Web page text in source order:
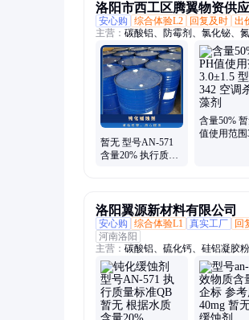
洛阳市西工区腾翼物资供
安心购
综合体验L2 回复及时 出
主营： 碳酸铝、防霉剂、氯化铋、
铝、化学试剂、抗静电剂、乙酸乙
风、次磷酸镁、氯化氢乙醇、氯化
剂、柴油降凝剂、硫代硫酸铵、聚
板桶、硫代乙醇酸钠、高分子絮凝剂
暂无 型号AN-571
含量20% 执行质量
含量50%
值使用范围
洛阳翼源新材料有限公司
安心购
综合体验L1 真实工厂 回
河南洛阳
主营： 碳酸铝、硫化钙、硅铝凝胶
面活性剂、耐火材料、水处理原材料